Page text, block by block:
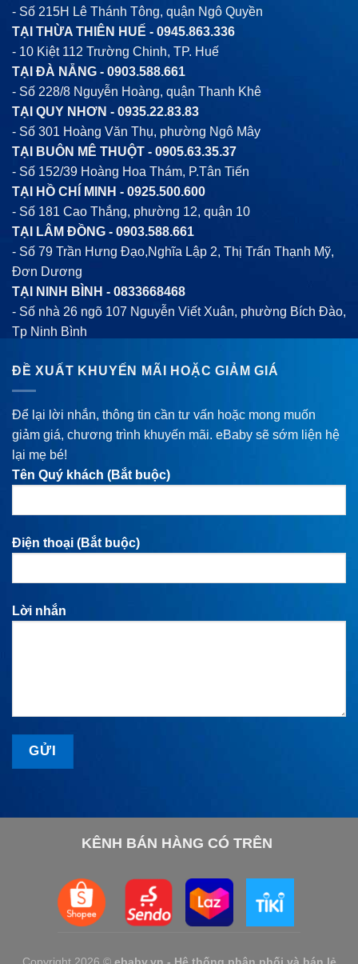
- Số 215H Lê Thánh Tông, quận Ngô Quyền
TẠI THỪA THIÊN HUẾ - 0945.863.336
- 10 Kiệt 112 Trường Chinh, TP. Huế
TẠI ĐÀ NẴNG - 0903.588.661
- Số 228/8 Nguyễn Hoàng, quận Thanh Khê
TẠI QUY NHƠN - 0935.22.83.83
- Số 301 Hoàng Văn Thụ, phường Ngô Mây
TẠI BUÔN MÊ THUỘT - 0905.63.35.37
- Số 152/39 Hoàng Hoa Thám, P.Tân Tiến
TẠI HỒ CHÍ MINH - 0925.500.600
- Số 181 Cao Thắng, phường 12, quận 10
TẠI LÂM ĐỒNG - 0903.588.661
- Số 79 Trần Hưng Đạo,Nghĩa Lập 2, Thị Trấn Thạnh Mỹ,
Đơn Dương
TẠI NINH BÌNH - 0833668468
- Số nhà 26 ngõ 107 Nguyễn Viết Xuân, phường Bích Đào,
Tp Ninh Bình
ĐỀ XUẤT KHUYẾN MÃI HOẶC GIẢM GIÁ
Để lại lời nhắn, thông tin cần tư vấn hoặc mong muốn
giảm giá, chương trình khuyến mãi. eBaby sẽ sớm liện hệ
lại mẹ bé!
Tên Quý khách (Bắt buộc)
Điện thoại (Bắt buộc)
Lời nhắn
KÊNH BÁN HÀNG CÓ TRÊN